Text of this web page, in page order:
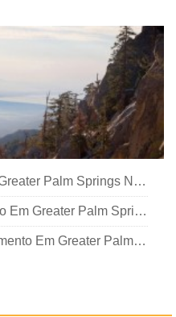
Oito Razões Para Visitar Greater Palm Springs Neste Verão
Ofertas De Spa No Outono Em Greater Palm Springs
Prepare-Se Para O Casamento Em Greater Palm Springs